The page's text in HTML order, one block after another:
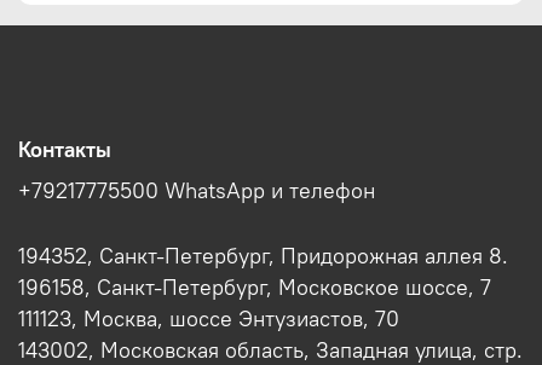
Контакты
+79217775500 WhatsApp и телефон
194352, Санкт-Петербург, Придорожная аллея 8.
196158, Санкт-Петербург, Московское шоссе, 7
111123, Москва, шоссе Энтузиастов, 70
143002, Московская область, Западная улица, стр.